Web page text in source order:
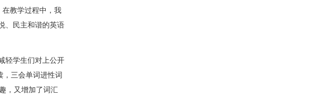
在教学过程中，我
、民主和谐的英语
轻学生们对上公开
，三会单词进性词
，又增加了词汇